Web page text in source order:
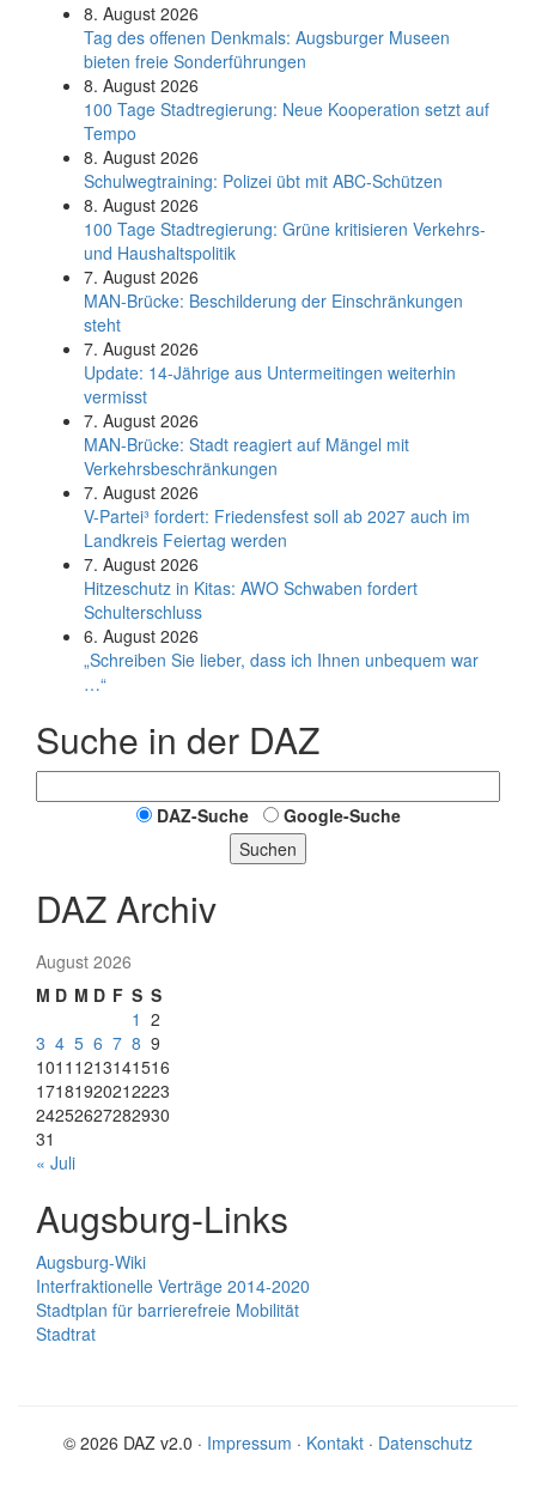
8. August 2026
Tag des offenen Denkmals: Augsburger Museen
bieten freie Sonderführungen
8. August 2026
100 Tage Stadtregierung: Neue Kooperation setzt auf
Tempo
8. August 2026
Schul­weg­trai­ning: Poli­zei übt mit ABC-Schüt­zen
8. August 2026
100 Tage Stadtregierung: Grüne kritisieren Verkehrs-
und Haushaltspolitik
7. August 2026
MAN-Brücke: Beschilderung der Einschränkungen
steht
7. August 2026
Update: 14-Jährige aus Untermeitingen weiterhin
vermisst
7. August 2026
MAN-Brücke: Stadt reagiert auf Mängel mit
Verkehrsbeschränkungen
7. August 2026
V-Partei­³ fordert: Friedens­fest soll ab 2027 auch im
Land­kreis Feier­tag werden
7. August 2026
Hitzeschutz in Kitas: AWO Schwaben fordert
Schulterschluss
6. August 2026
„Schreiben Sie lieber, dass ich Ihnen unbequem war
…“
Suche in der DAZ
DAZ-Suche
Google-Suche
Suchen
DAZ Archiv
August 2026
M D M D F S S
1 2
3 4 5 6 7 8 9
1011 1213141516
17181920212223
24252627282930
31
« Juli
Augsburg-Links
Augsburg-Wiki
Interfraktionelle Verträge 2014-2020
Stadtplan für barrierefreie Mobilität
Stadtrat
© 2026 DAZ v2.0 · Impressum · Kontakt · Datenschutz